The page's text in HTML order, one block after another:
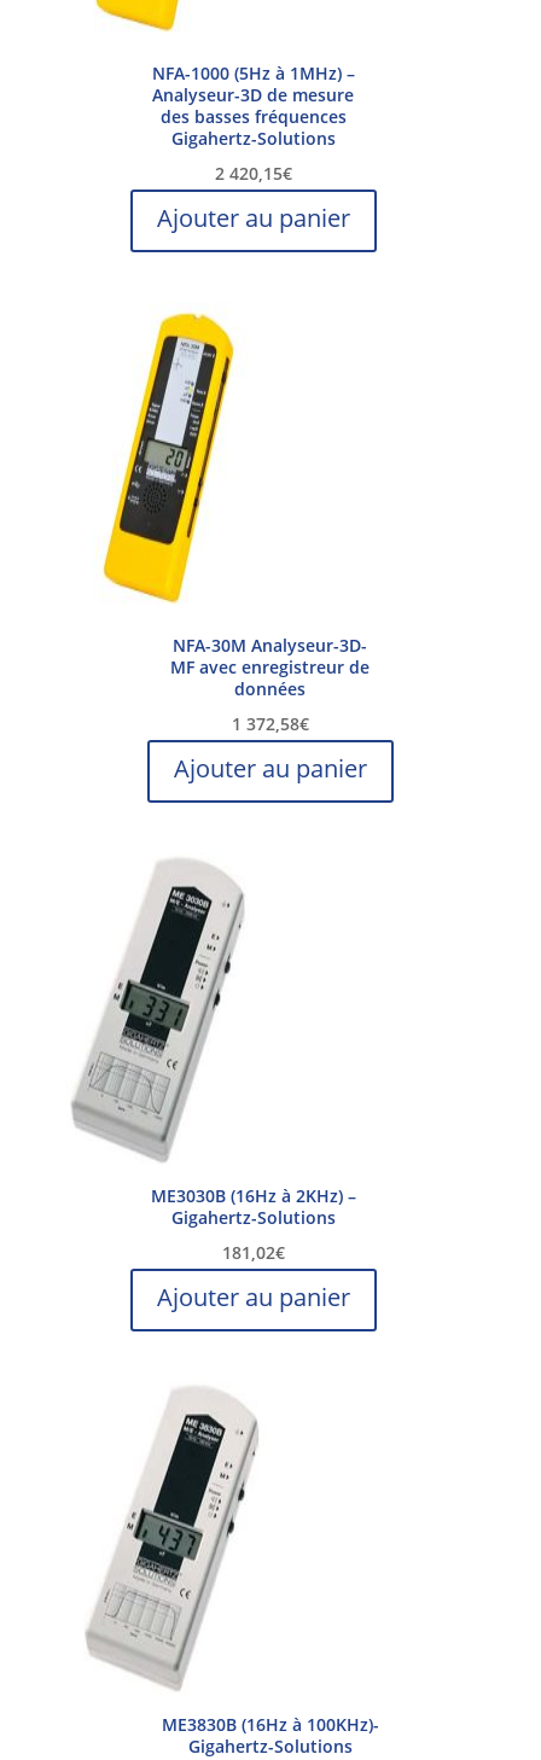
NFA-1000 (5Hz à 1MHz) –
Analyseur-3D de mesure
des basses fréquences
Gigahertz-Solutions
2 420,15€
Ajouter au panier
NFA-30M Analyseur-3D-
MF avec enregistreur de
données
1 372,58€
Ajouter au panier
ME3030B (16Hz à 2KHz) –
Gigahertz-Solutions
181,02€
Ajouter au panier
ME3830B (16Hz à 100KHz)-
Gigahertz-Solutions